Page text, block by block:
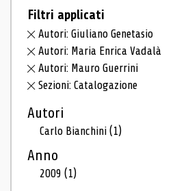
Filtri applicati
Autori: Giuliano Genetasio
Autori: Maria Enrica Vadalà
Autori: Mauro Guerrini
Sezioni: Catalogazione
Autori
Carlo Bianchini(1)
Anno
2009(1)